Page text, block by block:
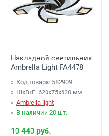
Накладной светильник
Ambrella Light FA4478
Код товара: 582909
ШхВхГ: 620x75x620 мм
Ambrella light
В наличии 20 шт.
10 440 руб.